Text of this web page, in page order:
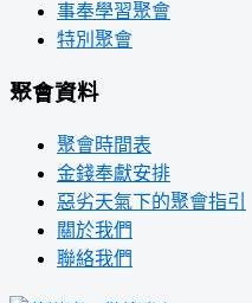
事奉學習聚會
特別聚會
聚會資料
聚會時間表
金錢奉獻安排
惡劣天氣下的聚會指引
關於我們
聯絡我們